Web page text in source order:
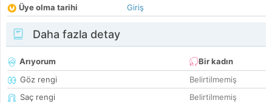
Üye olma tarihi
Giriş
Daha fazla detay
Arıyorum
Bir kadın
Göz rengi
Belirtilmemiş
Saç rengi
Belirtilmemiş